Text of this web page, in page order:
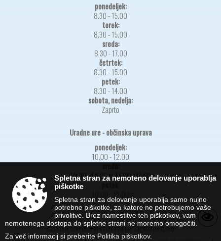
ponedeljek:
8.30 - 15.00
torek:
8.30 - 15.00
sreda:
8.30 - 17.00
četrtek:
8.30 - 15.00
petek:
8.30 - 14.00
sobota, nedelja:
Zaprto
Uradne ure - občinska uprava
ponedeljek:
10.00 - 12.00
sreda:
10.00 - 12.00 in 14.00 - 17.00
Zasnova, izvedba in vzdrževanje: Sigmateh d.o.o.
Spletna stran za nemoteno delovanje uporablja
piškotke
Spletna stran za delovanje uporablja samo nujno
potrebne piškotke, za katere ne potrebujemo vaše
privolitve. Brez namestitve teh piškotkov, vam
nemotenega dostopa do spletne strani ne moremo omogočiti.
Za več informacij si preberite Politika piškotkov.